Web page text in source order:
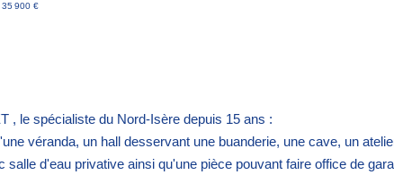
900 €
, le spécialiste du Nord-Isère depuis 15 ans :
véranda, un hall desservant une buanderie, une cave, un
salle d'eau privative ainsi qu'une pièce pouvant faire office de